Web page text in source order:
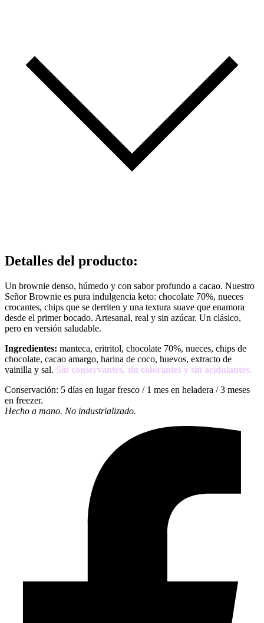
Detalles del producto:
Un brownie denso, húmedo y con sabor profundo a cacao. Nuestro
Señor Brownie es pura indulgencia keto: chocolate 70%, nueces
crocantes, chips que se derriten y una textura suave que enamora
desde el primer bocado. Artesanal, real y sin azúcar. Un clásico,
pero en versión saludable.
Ingredientes: manteca, eritritol, chocolate 70%, nueces, chips de
chocolate, cacao amargo, harina de coco, huevos, extracto de
vainilla y sal. Sin conservantes, sin colorantes y sin acidulantes.
Conservación: 5 días en lugar fresco / 1 mes en heladera / 3 meses
en freezer.
Hecho a mano. No industrializado.